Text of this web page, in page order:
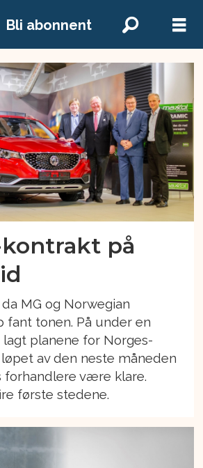
Bli abonnent
på
MG og Norwegian
fant tonen. På under en
planene for Norges-
av den neste måneden
forhandlere være klare.
første stedene.